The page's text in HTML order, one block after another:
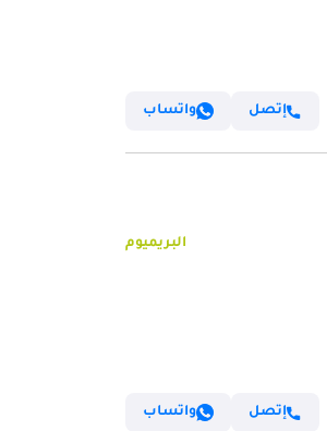
إتصل واتساب
البريميوم
إتصل واتساب